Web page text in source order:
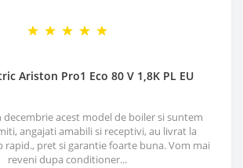
Ariston Pro1 Eco 80 V 1,8K PL EU
acest model de boiler si suntem
angajati amabili si receptivi, au livrat la
pret si garantie foarte buna. Vom mai
reveni dupa conditioner...